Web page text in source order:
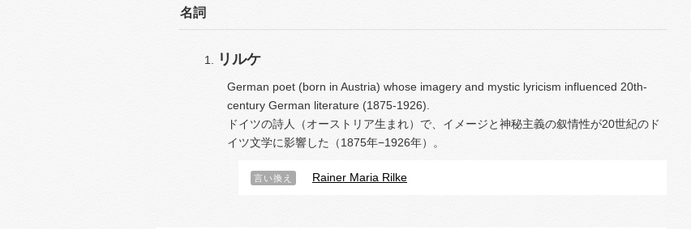
名詞
リルケ
German poet (born in Austria) whose imagery and mystic lyricism influenced 20th-
century German literature (1875-1926).
ドイツの詩人（オーストリア生まれ）で、イメージと神秘主義の叙情性が20世紀のド
イツ文学に影響した（1875年−1926年）。
言い換え Rainer Maria Rilke